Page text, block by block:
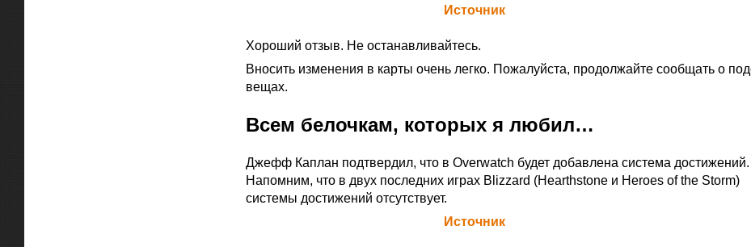
Источник
Хороший отзыв. Не останавливайтесь.
Вносить изменения в карты очень легко. Пожалуйста, продолжайте сообщать о
вещах.
Всем белочкам, которых я любил…
Джефф Каплан подтвердил, что в Overwatch будет добавлена система достижений.
Напомним, что в двух последних играх Blizzard (Hearthstone и Heroes of the Storm)
системы достижений отсутствует.
Источник